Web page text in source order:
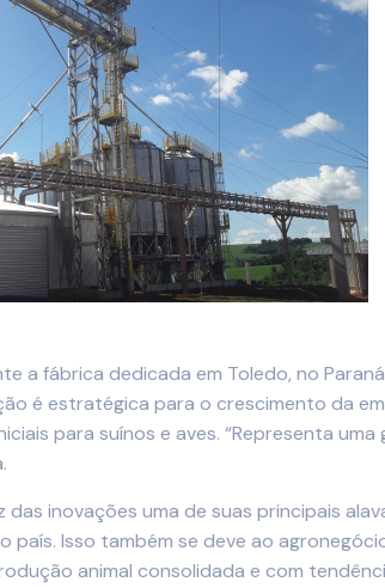
a fábrica dedicada em Toledo, no
é estratégica para o crescimento da
para suínos e aves. “Representa
inovações uma de suas principais
Isso também se deve ao
animal consolidada e com